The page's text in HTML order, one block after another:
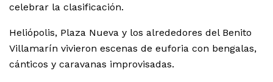
celebrar la clasificación.
Heliópolis, Plaza Nueva y los alrededores del Benito
Villamarín vivieron escenas de euforia con bengalas,
cánticos y caravanas improvisadas.